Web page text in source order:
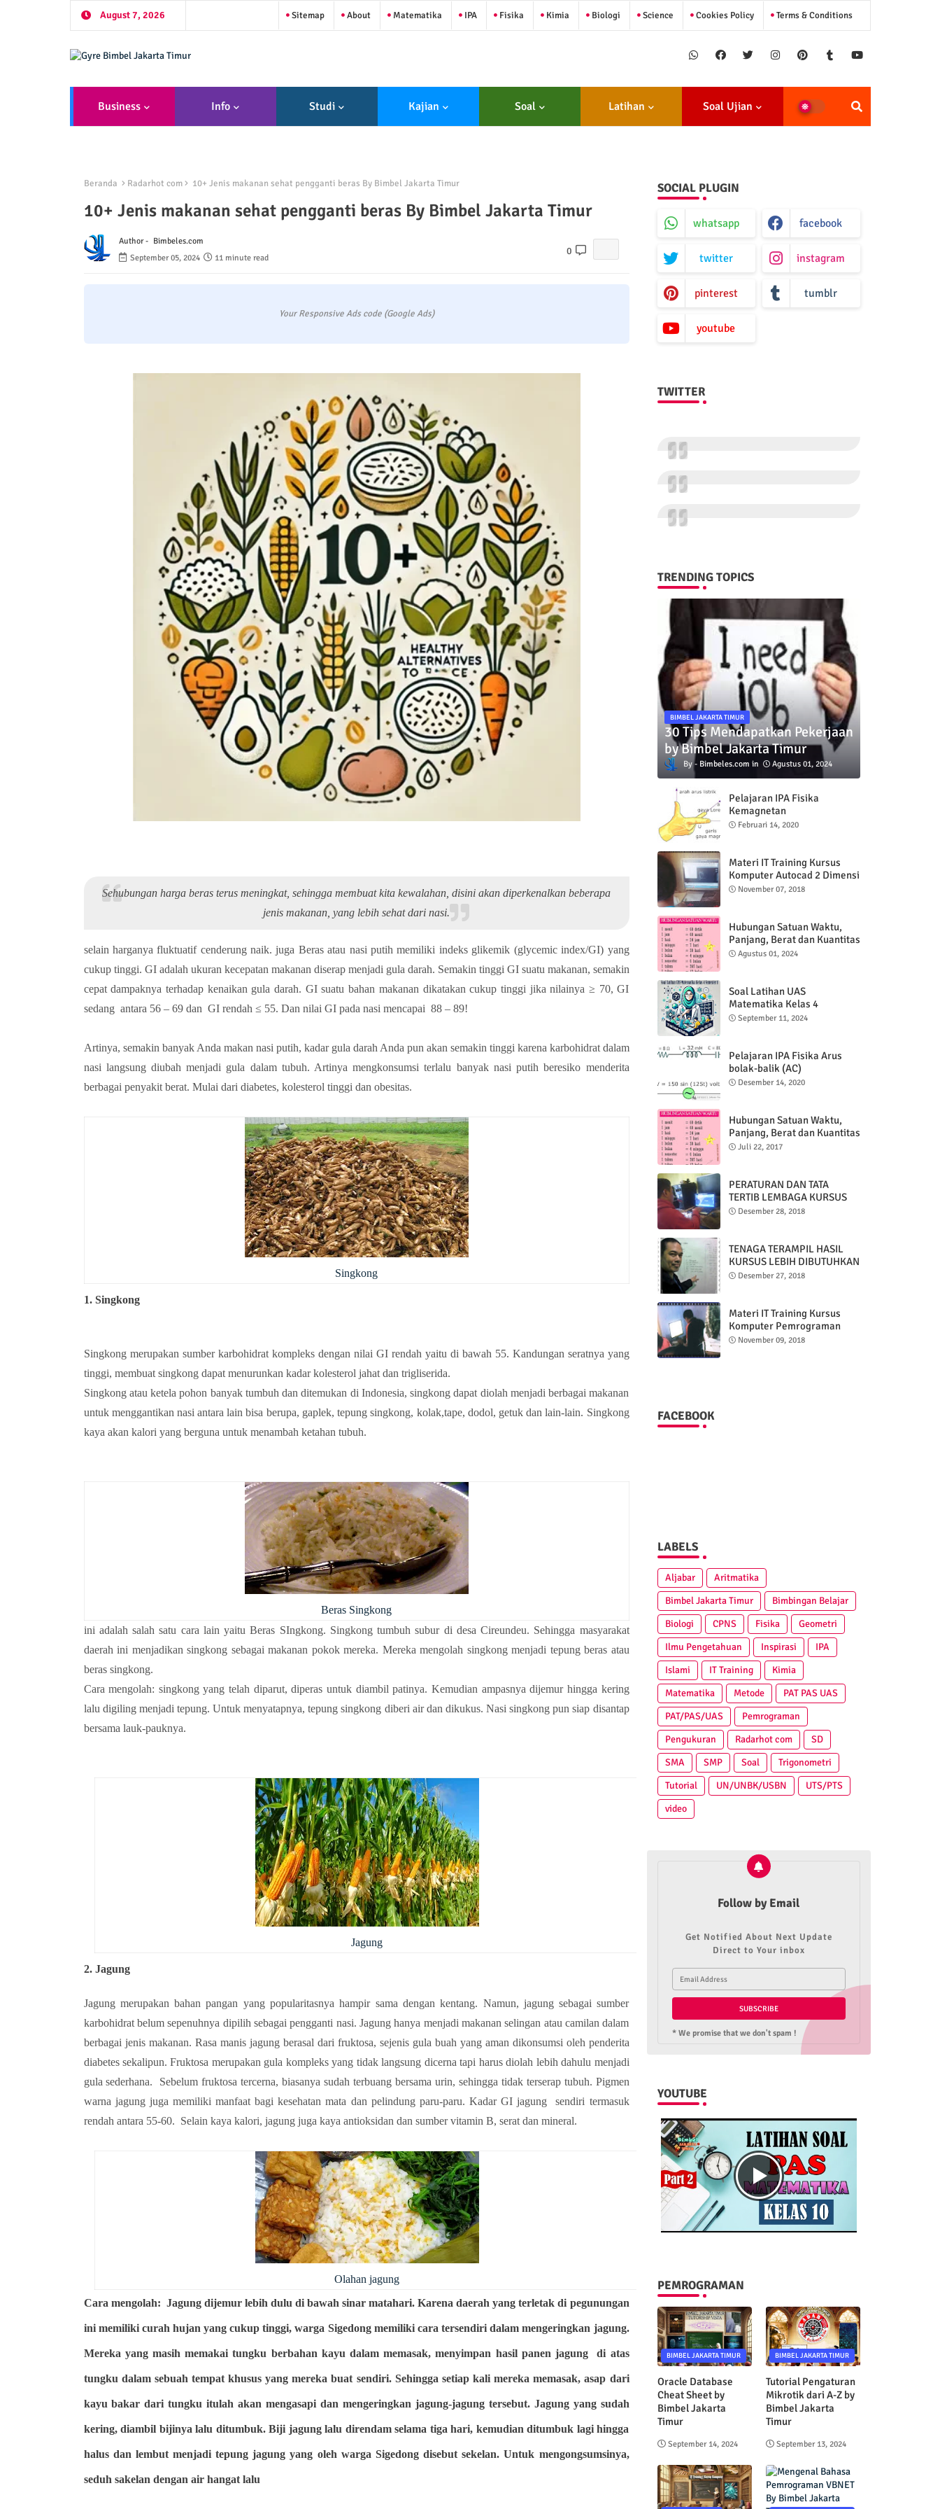
August 7, 2026 Sitemap About Matematika IPA Fisika Kimia Biologi Science Cookies Policy Terms & Conditions
Business Info Studi Kajian Soal Latihan Soal Ujian
Beranda Radarhot com 10+ Jenis makanan sehat pengganti beras By Bimbel Jakarta Timur
10+ Jenis makanan sehat pengganti beras By Bimbel Jakarta Timur
Author - Bimbeles.com
September 05, 2024
11 minute read
0
Your Responsive Ads code (Google Ads)
Sehubungan harga beras terus meningkat, sehingga membuat kita kewalahan, disini akan diperkenalkan beberapa
jenis makanan, yang lebih sehat dari nasi.
selain harganya fluktuatif cenderung naik. juga Beras atau nasi putih memiliki indeks glikemik (glycemic index/GI) yang
cukup tinggi. GI adalah ukuran kecepatan makanan diserap menjadi gula darah. Semakin tinggi GI suatu makanan, semakin
cepat dampaknya terhadap kenaikan gula darah. GI suatu bahan makanan dikatakan cukup tinggi jika nilainya ≥ 70, GI
sedang antara 56 – 69 dan GI rendah ≤ 55. Dan nilai GI pada nasi mencapai 88 – 89!
Artinya, semakin banyak Anda makan nasi putih, kadar gula darah Anda pun akan semakin tinggi karena karbohidrat dalam
nasi langsung diubah menjadi gula dalam tubuh. Artinya mengkonsumsi terlalu banyak nasi putih beresiko menderita
berbagai penyakit berat. Mulai dari diabetes, kolesterol tinggi dan obesitas.
Singkong
1. Singkong
Singkong merupakan sumber karbohidrat kompleks dengan nilai GI rendah yaitu di bawah 55. Kandungan seratnya yang
tinggi, membuat singkong dapat menurunkan kadar kolesterol jahat dan trigliserida.
Singkong atau ketela pohon banyak tumbuh dan ditemukan di Indonesia, singkong dapat diolah menjadi berbagai makanan
untuk menggantikan nasi antara lain bisa berupa, gaplek, tepung singkong, kolak,tape, dodol, getuk dan lain-lain. Singkong
kaya akan kalori yang berguna untuk menambah ketahan tubuh.
Beras Singkong
ini adalah salah satu cara lain yaitu Beras SIngkong. Singkong tumbuh subur di desa Cireundeu. Sehingga masyarakat
daerah ini menjadikan singkong sebagai makanan pokok mereka. Mereka mengolah singkong menjadi tepung beras atau
beras singkong.
Cara mengolah: singkong yang telah diparut, diperas untuk diambil patinya. Kemudian ampasnya dijemur hingga kering
lalu digiling menjadi tepung. Untuk menyatapnya, tepung singkong diberi air dan dikukus. Nasi singkong pun siap disantap
bersama lauk-pauknya.
Jagung
2. Jagung
Jagung merupakan bahan pangan yang popularitasnya hampir sama dengan kentang. Namun, jagung sebagai sumber
karbohidrat belum sepenuhnya dipilih sebagai pengganti nasi. Jagung hanya menjadi makanan selingan atau camilan dalam
berbagai jenis makanan. Rasa manis jagung berasal dari fruktosa, sejenis gula buah yang aman dikonsumsi oleh penderita
diabetes sekalipun. Fruktosa merupakan gula kompleks yang tidak langsung dicerna tapi harus diolah lebih dahulu menjadi
gula sederhana. Sebelum fruktosa tercerna, biasanya sudah terbuang bersama urin, sehingga tidak terserap tubuh. Pigmen
warna jagung juga memiliki manfaat bagi kesehatan mata dan pelindung paru-paru. Kadar GI jagung sendiri termasuk
rendah antara 55-60. Selain kaya kalori, jagung juga kaya antioksidan dan sumber vitamin B, serat dan mineral.
Olahan jagung
Cara mengolah: Jagung dijemur lebih dulu di bawah sinar matahari. Karena daerah yang terletak di pegunungan
ini memiliki curah hujan yang cukup tinggi, warga Sigedong memiliki cara tersendiri dalam mengeringkan jagung.
Mereka yang masih memakai tungku berbahan kayu dalam memasak, menyimpan hasil panen jagung di atas
tungku dalam sebuah tempat khusus yang mereka buat sendiri. Sehingga setiap kali mereka memasak, asap dari
kayu bakar dari tungku itulah akan mengasapi dan mengeringkan jagung-jagung tersebut. Jagung yang sudah
kering, diambil bijinya lalu ditumbuk. Biji jagung lalu direndam selama tiga hari, kemudian ditumbuk lagi hingga
halus dan lembut menjadi tepung jagung yang oleh warga Sigedong disebut sekelan. Untuk mengongsumsinya,
seduh sakelan dengan air hangat lalu
SOCIAL PLUGIN
whatsapp facebook
twitter instagram
pinterest tumblr
youtube
TWITTER
TRENDING TOPICS
BIMBEL JAKARTA TIMUR
30 Tips Mendapatkan Pekerjaan
by Bimbel Jakarta Timur
Bimbeles.com Agustus 01, 2024
Pelajaran IPA Fisika
Kemagnetan
Februari 14, 2020
Materi IT Training Kursus
Komputer Autocad 2 Dimensi
November 07, 2018
Hubungan Satuan Waktu,
Panjang, Berat dan Kuantitas
Agustus 01, 2024
Soal Latihan UAS
Matematika Kelas 4
Semester 1
September 11, 2024
Pelajaran IPA Fisika Arus
bolak-balik (AC)
Desember 14, 2020
Hubungan Satuan Waktu,
Panjang, Berat dan Kuantitas
Juli 22, 2017
PERATURAN DAN TATA
TERTIB LEMBAGA KURSUS
KOMPUTER DAN BAHASA
Desember 28, 2018
TENAGA TERAMPIL HASIL
KURSUS LEBIH DIBUTUHKAN
DARI LULUSAN SARJANA
Desember 27, 2018
Materi IT Training Kursus
Komputer Pemrograman
Dreamweaver
November 09, 2018
FACEBOOK
LABELS
Aljabar
Aritmatika
Bimbel Jakarta Timur
Bimbingan Belajar
Biologi
CPNS Fisika
Geometri
Ilmu Pengetahuan
Inspirasi
IPA
Islami
IT Training
Kimia
Matematika
Metode
PAT PAS UAS
PAT/PAS/UAS
Pemrograman
Pengukuran
Radarhot com
SD
SMA
SMP Soal
Trigonometri
Tutorial
UN/UNBK/USBN
UTS/PTS
video
Follow by Email
Get Notified About Next Update
Direct to Your inbox
* We promise that we don't spam !
YOUTUBE
PEMROGRAMAN
BIMBEL JAKARTA TIMUR
Oracle Database
Cheat Sheet by
Bimbel Jakarta
Timur
September 14, 2024
BIMBEL JAKARTA TIMUR
Tutorial Pengaturan
Mikrotik dari A-Z by
Bimbel Jakarta
Timur
September 13, 2024